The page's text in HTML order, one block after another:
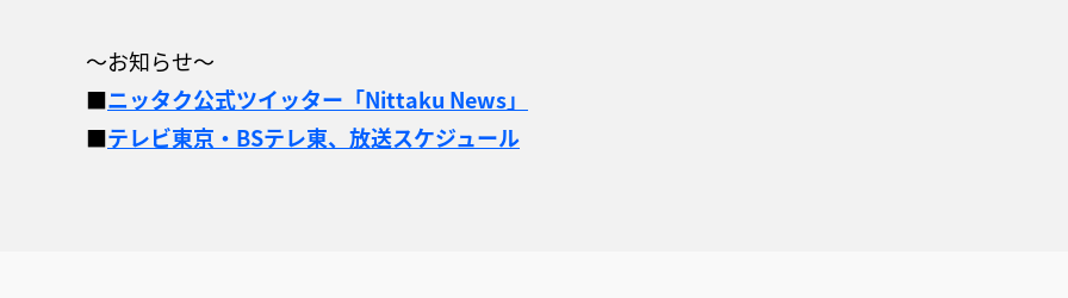
～お知らせ～
■ニッタク公式ツイッター「Nittaku News」
■テレビ東京・BSテレ東、放送スケジュール